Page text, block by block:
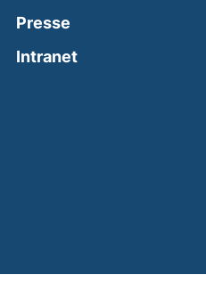
Presse
Intranet(external link,